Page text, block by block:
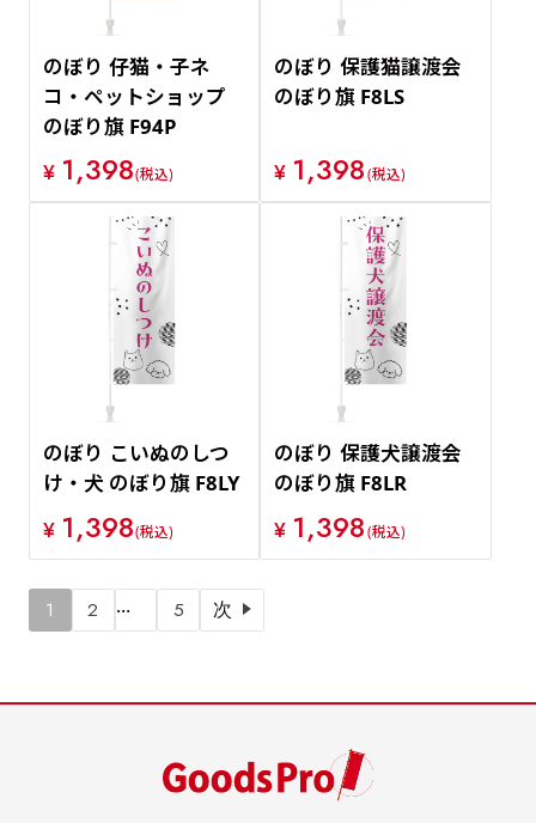
のぼり 仔猫・子ネ
コ・ペットショップ
のぼり旗 F94P
¥ 1,398(税込)
のぼり 保護猫譲渡会
のぼり旗 F8LS
¥ 1,398(税込)
のぼり こいぬのしつ
け・犬 のぼり旗 F8LY
¥ 1,398(税込)
のぼり 保護犬譲渡会
のぼり旗 F8LR
¥ 1,398(税込)
1 2 … 5 次